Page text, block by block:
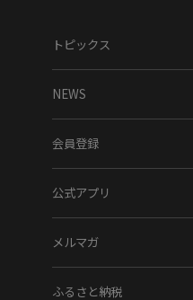
トピックス
NEWS
会員登録
公式アプリ
メルマガ
ふるさと納税